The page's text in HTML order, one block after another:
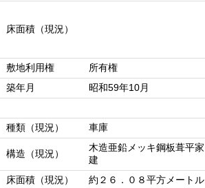
床面積（現況）
敷地利用権
所有権
築年月
昭和59年10月
種類（現況） 車庫
構造（現況）
木造亜鉛メッキ鋼板葺平家
建
床面積（現況） 約２６．０８平方メートル